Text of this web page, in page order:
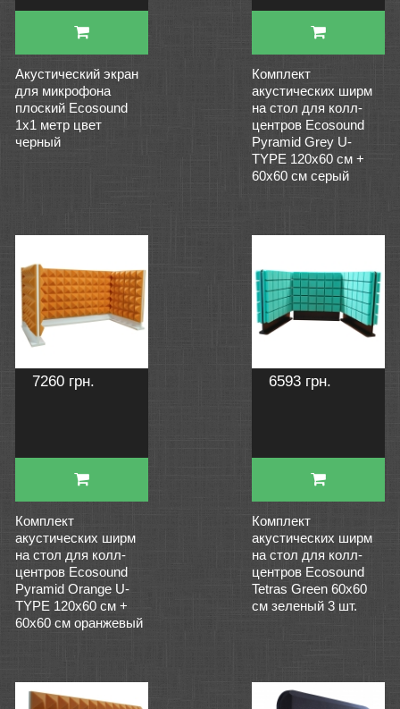
Акустический экран
для микрофона
плоский Ecosound
1x1 метр цвет
черный
Комплект
акустических ширм
на стол для колл-
центров Ecosound
Pyramid Grey U-
TYPE 120х60 см +
60х60 см серый
7260 грн.
Комплект
акустических ширм
на стол для колл-
центров Ecosound
Pyramid Orange U-
TYPE 120х60 см +
60х60 см оранжевый
6593 грн.
Комплект
акустических ширм
на стол для колл-
центров Ecosound
Tetras Green 60х60
см зеленый 3 шт.